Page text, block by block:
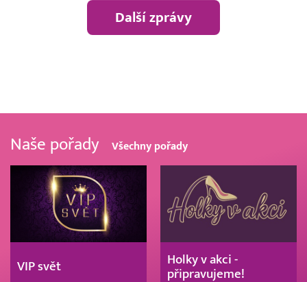
Další zprávy
Naše pořady Všechny pořady
VIP svět
Holky v akci -
připravujeme!